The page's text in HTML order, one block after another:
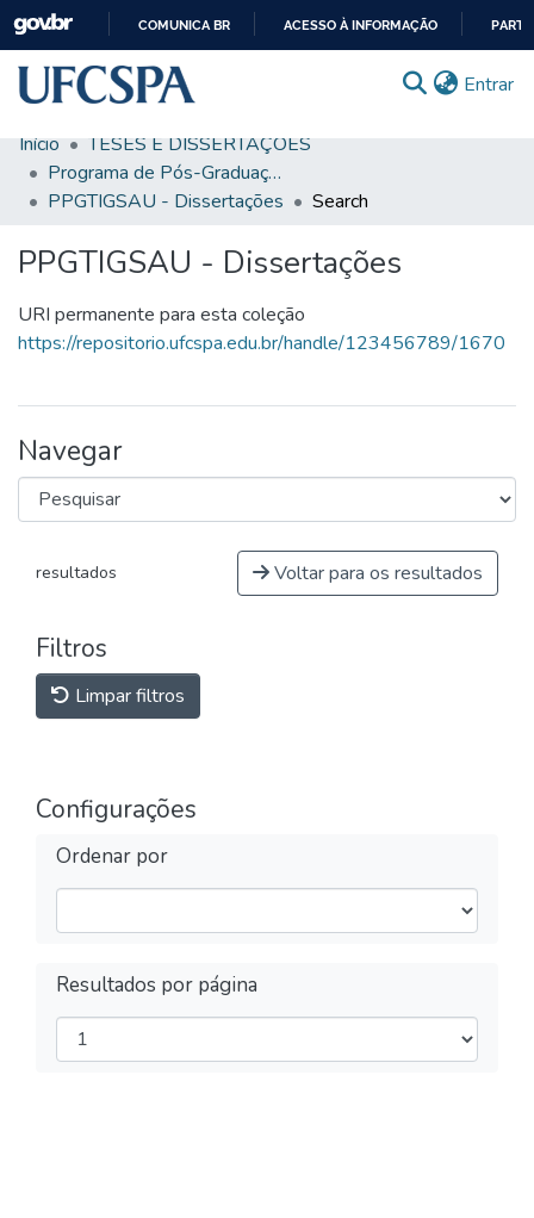
CONTEÚDO
COMUNICA BR ACESSO À INFORMAÇÃO
Entrar
Comunidades & Coleções
Busca Facetada
Estatísticas
Autoarquivamento
Sobre o RI-UFCSPA
FAQ
Ajuda
Início
TESES E DISSERTAÇÕES
Programa de Pós-Graduação em Tecnologias da Informação e Gestão em Saúde
PPGTIGSAU - Dissertações
Search
PPGTIGSAU - Dissertações
URI permanente para esta coleção
https://repositorio.ufcspa.edu.br/handle/123456789/1670
Navegar
resultados Voltar para os resultados
Filtros
Limpar filtros
Configurações
Ordenar por
Resultados por página